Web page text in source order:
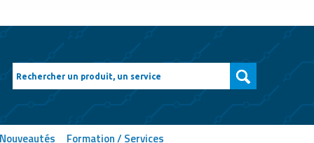
Nouveautés Formation / Services